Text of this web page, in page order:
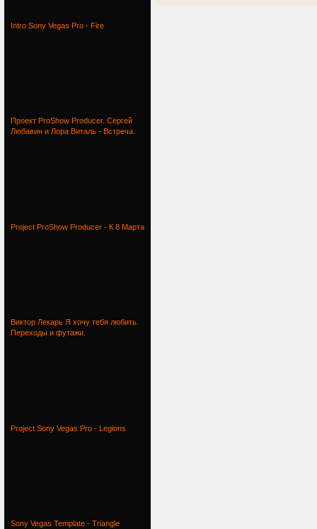
Intro Sony Vegas Pro - Fire
Проект ProShow Producer. Сергей
Любавин и Лора Виталь - Встреча.
Project ProShow Producer - К 8 Марта
Виктор Лекарь Я хочу тебя любить.
Переходы и футажи.
Project Sony Vegas Pro - Legions
Sony Vegas Template - Triangle